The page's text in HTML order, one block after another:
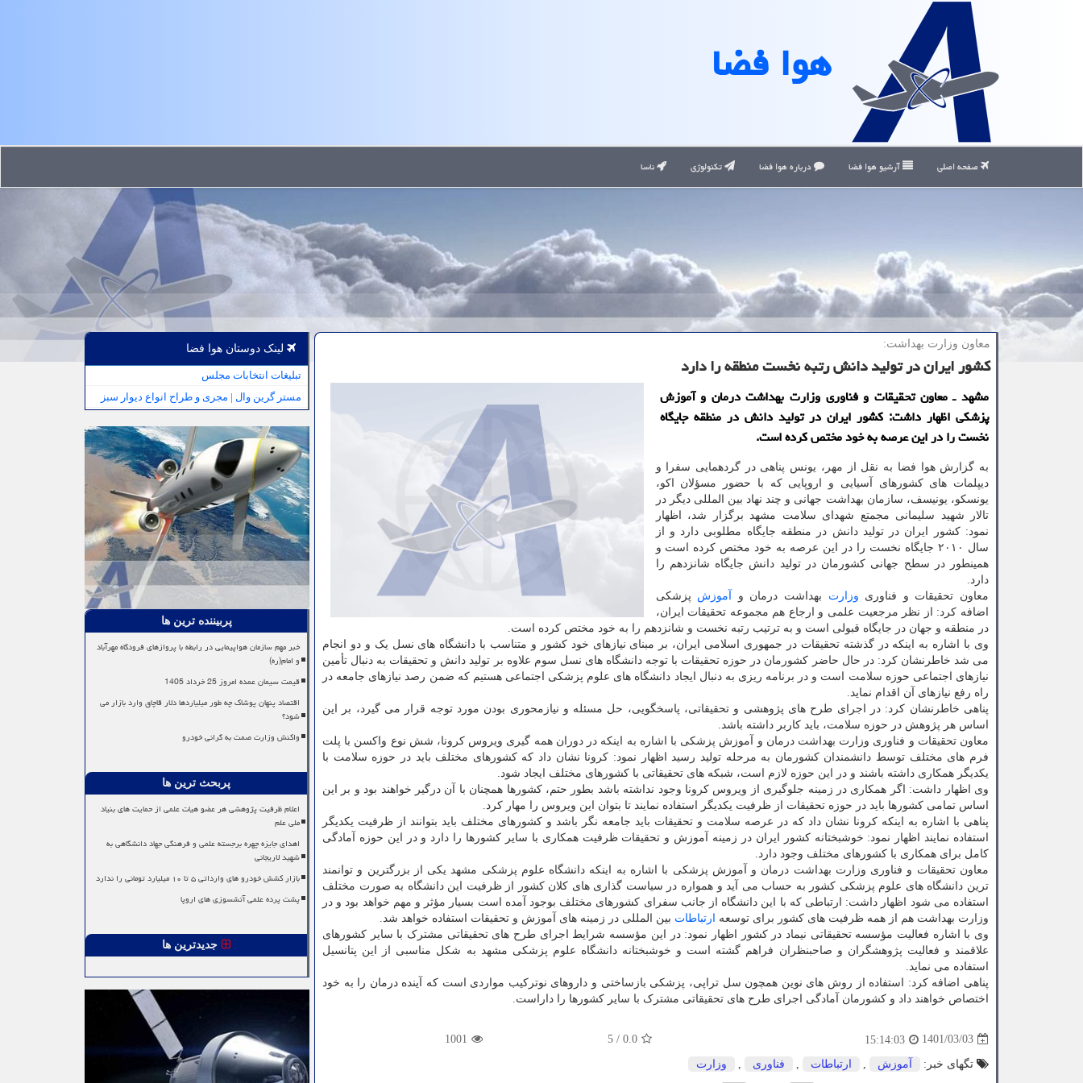
هوا فضا
صفحه اصلی آرشیو هوا فضا درباره هوا فضا تکنولوژی ناسا
معاون وزارت بهداشت:
کشور ایران در تولید دانش رتبه نخست منطقه را دارد
مشهد ـ معاون تحقیقات و فناوری وزارت بهداشت درمان و آموزش
پزشکی اظهار داشت: کشور ایران در تولید دانش در منطقه جایگاه
نخست را در این عرصه به خود مختص کرده است.
به گزارش هوا فضا به نقل از مهر، یونس پناهی در گردهمایی سفرا و
دیپلمات های کشورهای آسیایی و اروپایی که با حضور مسؤلان اکو،
یونسکو، یونیسف، سازمان بهداشت جهانی و چند نهاد بین المللی دیگر در
تالار شهید سلیمانی مجمتع شهدای سلامت مشهد برگزار شد، اظهار
نمود: کشور ایران در تولید دانش در منطقه جایگاه مطلوبی دارد و از
سال ۲۰۱۰ جایگاه نخست را در این عرصه به خود مختص کرده است و
همینطور در سطح جهانی کشورمان در تولید دانش جایگاه شانزدهم را
دارد.
معاون تحقیقات و فناوری وزارت بهداشت درمان و آموزش پزشکی
اضافه کرد: از نظر مرجعیت علمی و ارجاع هم مجموعه تحقیقات ایران،
در منطقه و جهان در جایگاه قبولی است و به ترتیب رتبه نخست و شانزدهم را به خود مختص کرده است.
وی با اشاره به اینکه در گذشته تحقیقات در جمهوری اسلامی ایران، بر مبنای نیازهای خود کشور و متناسب با دانشگاه های نسل یک و دو انجام
می شد خاطرنشان کرد: در حال حاضر کشورمان در حوزه تحقیقات با توجه دانشگاه های نسل سوم علاوه بر تولید دانش و تحقیقات به دنبال تأمین
نیازهای اجتماعی حوزه سلامت است و در برنامه ریزی به دنبال ایجاد دانشگاه های علوم پزشکی اجتماعی هستیم که ضمن رصد نیازهای جامعه در
راه رفع نیازهای آن اقدام نماید.
پناهی خاطرنشان کرد: در اجرای طرح های پژوهشی و تحقیقاتی، پاسخگویی، حل مسئله و نیازمحوری بودن مورد توجه قرار می گیرد، بر این
اساس هر پژوهش در حوزه سلامت، باید کاربر داشته باشد.
معاون تحقیقات و فناوری وزارت بهداشت درمان و آموزش پزشکی با اشاره به اینکه در دوران همه گیری ویروس کرونا، شش نوع واکسن با پلت
فرم های مختلف توسط دانشمندان کشورمان به مرحله تولید رسید اظهار نمود: کرونا نشان داد که کشورهای مختلف باید در حوزه سلامت با
یکدیگر همکاری داشته باشند و در این حوزه لازم است، شبکه های تحقیقاتی با کشورهای مختلف ایجاد شود.
وی اظهار داشت: اگر همکاری در زمینه جلوگیری از ویروس کرونا وجود نداشته باشد بطور حتم، کشورها همچنان با آن درگیر خواهند بود و بر این
اساس تمامی کشورها باید در حوزه تحقیقات از ظرفیت یکدیگر استفاده نمایند تا بتوان این ویروس را مهار کرد.
پناهی با اشاره به اینکه کرونا نشان داد که در عرصه سلامت و تحقیقات باید جامعه نگر باشد و کشورهای مختلف باید بتوانند از ظرفیت یکدیگر
استفاده نمایند اظهار نمود: خوشبختانه کشور ایران در زمینه آموزش و تحقیقات ظرفیت همکاری با سایر کشورها را دارد و در این حوزه آمادگی
کامل برای همکاری با کشورهای مختلف وجود دارد.
معاون تحقیقات و فناوری وزارت بهداشت درمان و آموزش پزشکی با اشاره به اینکه دانشگاه علوم پزشکی مشهد یکی از بزرگترین و توانمند
ترین دانشگاه های علوم پزشکی کشور به حساب می آید و همواره در سیاست گذاری های کلان کشور از ظرفیت این دانشگاه به صورت مختلف
استفاده می شود اظهار داشت: ارتباطی که با این دانشگاه از جانب سفرای کشورهای مختلف بوجود آمده است بسیار مؤثر و مهم خواهد بود و در
وزارت بهداشت هم از همه ظرفیت های کشور برای توسعه
ارتباطات بین المللی در زمینه های آموزش و تحقیقات استفاده خواهد شد.
وی با اشاره فعالیت مؤسسه تحقیقاتی نیماد در کشور اظهار نمود: در این مؤسسه شرایط اجرای طرح های تحقیقاتی مشترک با سایر کشورهای
علاقمند و فعالیت پژوهشگران و صاحبنظران فراهم گشته است و خوشبختانه دانشگاه علوم پزشکی مشهد به شکل مناسبی از این پتانسیل
استفاده می نماید.
پناهی اضافه کرد: استفاده از روش های نوین همچون سل تراپی، پزشکی بازساختی و داروهای نوترکیب مواردی است که آینده درمان را به خود
اختصاص خواهند داد و کشورمان آمادگی اجرای طرح های تحقیقاتی مشترک با سایر کشورها را داراست.
1401/03/03
15:14:03
0.0
/
5
1001
تگهای خبر: آموزش ارتباطات فناوری وزارت
لینک دوستان هوا فضا
تبلیغات انتخابات مجلس
مستر گرین وال | مجری و طراح انواع دیوار سبز
پربیننده ترین ها
خبر مهم سازمان هواپیمایی در رابطه با پروازهای فرودگاه مهرآباد
و امام(ره)
قیمت سیمان عمده امروز 25 خرداد 1405
اقتصاد پنهان پوشاک چه طور میلیاردها دلار قاچاق وارد بازار می
شود؟
واکنش وزارت صمت به گرانی خودرو
پربحث ترین ها
اعلام ظرفیت پژوهشی هر عضو هیات علمی از حمایت های بنیاد
ملی علم
اهدای جایزه چهره برجسته علمی و فرهنگی جهاد دانشگاهی به
شهید لاریجانی
بازار کشش خودرو های وارداتی ۵ تا ۱۰ میلیارد تومانی را ندارد
پشت پرده علمی آتشسوزی های اروپا
جدیدترین ها